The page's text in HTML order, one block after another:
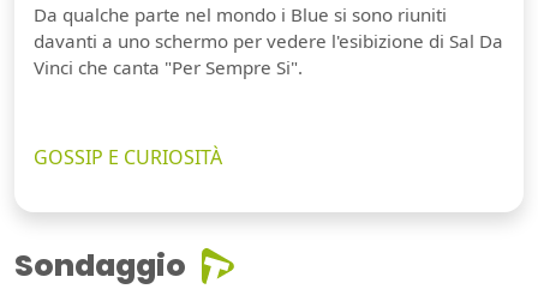
Da qualche parte nel mondo i Blue si sono riuniti
davanti a uno schermo per vedere l'esibizione di Sal Da
Vinci che canta "Per Sempre Si".
GOSSIP E CURIOSITÀ
Sondaggio